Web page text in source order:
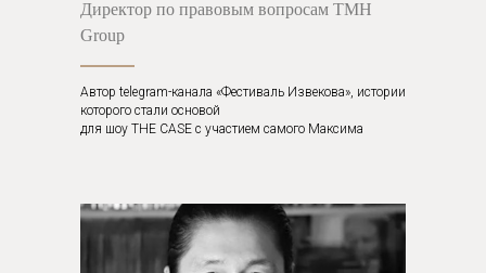
Директор по правовым вопросам TMH
Group
Автор telegram-канала «Фестиваль Извекова», истории
которого стали основой
для шоу THE CASE с участием самого Максима